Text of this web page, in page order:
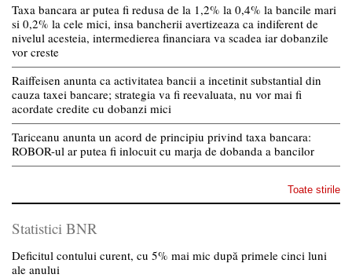
Taxa bancara ar putea fi redusa de la 1,2% la 0,4% la bancile mari
si 0,2% la cele mici, insa bancherii avertizeaza ca indiferent de
nivelul acesteia, intermedierea financiara va scadea iar dobanzile
vor creste
Raiffeisen anunta ca activitatea bancii a incetinit substantial din
cauza taxei bancare; strategia va fi reevaluata, nu vor mai fi
acordate credite cu dobanzi mici
Tariceanu anunta un acord de principiu privind taxa bancara:
ROBOR-ul ar putea fi inlocuit cu marja de dobanda a bancilor
Toate stirile
Statistici BNR
Deficitul contului curent, cu 5% mai mic după primele cinci luni
ale anului